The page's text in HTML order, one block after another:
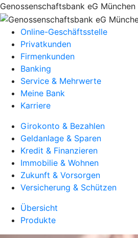
Genossenschaftsbank eG München
Online-Geschäftsstelle
Privatkunden
Firmenkunden
Banking
Service & Mehrwerte
Meine Bank
Karriere
Girokonto & Bezahlen
Geldanlage & Sparen
Kredit & Finanzieren
Immobilie & Wohnen
Zukunft & Vorsorgen
Versicherung & Schützen
Übersicht
Produkte